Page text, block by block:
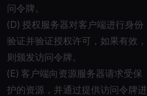
问令牌。
(D) 授权服务器对客户端进行身份
验证并验证授权许可，如果有效，
则颁发访问令牌。
(E) 客户端向资源服务器请求受保
护的资源，并通过提供访问令牌进